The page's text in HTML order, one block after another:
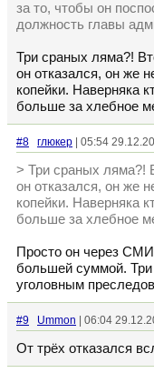
за то, чтобы он
должность главы
Три сраных ляма?!
он отказался, он же
копейки. Наверняка
больше за хлебное
#8 глюкер | 05:54
> Три сраных ляма?!
он отказался, он же
копейки. Наверняка
больше за хлебное
Просто он через СМИ
большей суммой. Три
уголовным
#9 Ummon | 06:04
От трёх отказался